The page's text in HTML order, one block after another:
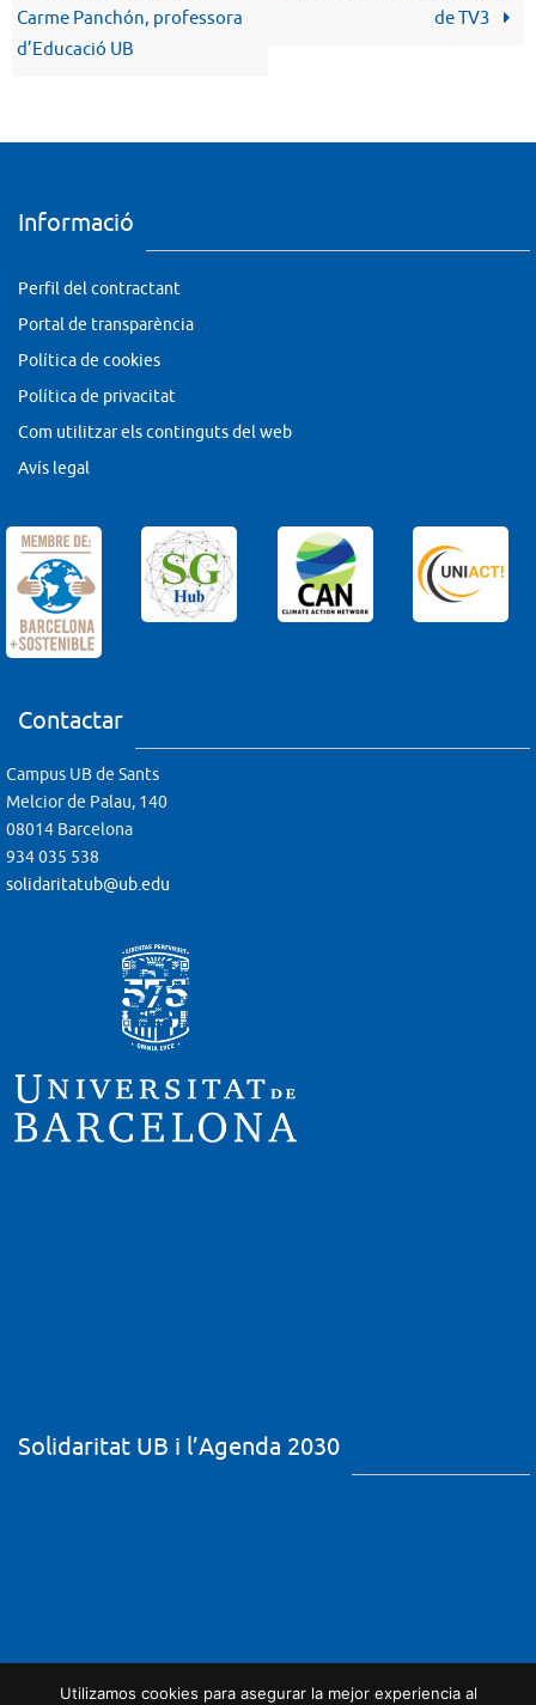
Carme Panchón, professora
d’Educació UB
de TV3
Informació
Perfil del contractant
Portal de transparència
Política de cookies
Política de privacitat
Com utilitzar els continguts del web
Avís legal
Contactar
Campus UB de Sants
Melcior de Palau, 140
08014 Barcelona
934 035 538
solidaritatub@ub.edu
Solidaritat UB i l’Agenda 2030
Utilizamos cookies para asegurar la mejor experiencia al